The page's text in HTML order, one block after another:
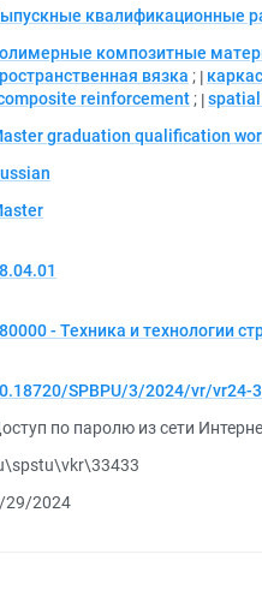
квалификационные
композитные
вязка ; каркас
reinforcement ;
graduation qualification
- Техника и технологии
SPBPU/3/2024/vr/vr24-
по паролю из сети
29/2024